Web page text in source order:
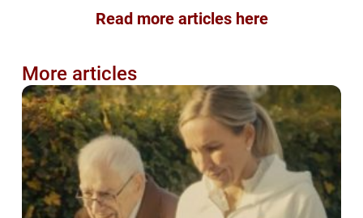
Read more articles here
More articles